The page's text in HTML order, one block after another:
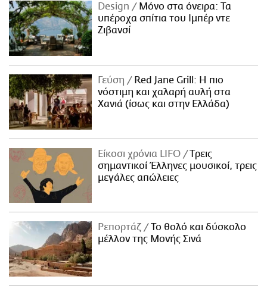
Design
Μόνο στα όνειρα: Τα
υπέροχα σπίτια του Ιμπέρ ντε
Ζιβανσί
Γεύση
Red Jane Grill: Η πιο
νόστιμη και χαλαρή αυλή στα
Χανιά (ίσως και στην Ελλάδα)
Είκοσι χρόνια LIFO
Tρεις
σημαντικοί Έλληνες μουσικοί, τρεις
μεγάλες απώλειες
Ρεπορτάζ
Το θολό και δύσκολο
μέλλον της Μονής Σινά